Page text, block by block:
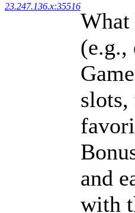
23.247.136.x:35516
What
(e.g.,
slots,
and
with